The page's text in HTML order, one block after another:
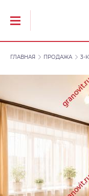
ГЛАВНАЯ ПРОДАЖА 3-